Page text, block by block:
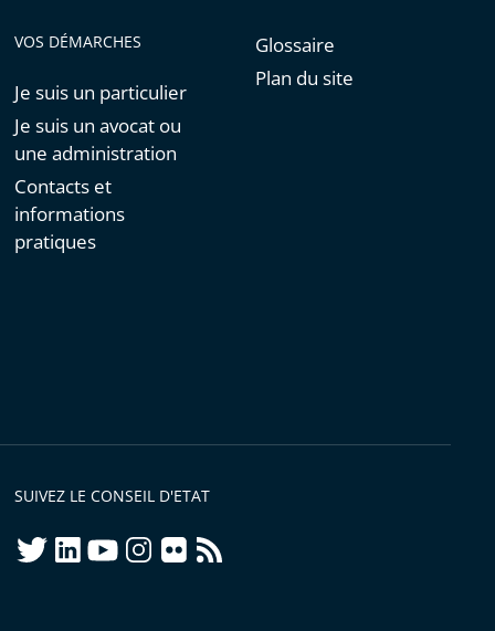
VOS DÉMARCHES
Je suis un particulier
Je suis un avocat ou
une administration
Contacts et
informations
pratiques
Glossaire
Plan du site
SUIVEZ LE CONSEIL D'ETAT
twitterlinkedInyoutubeinstagram
flickrrss